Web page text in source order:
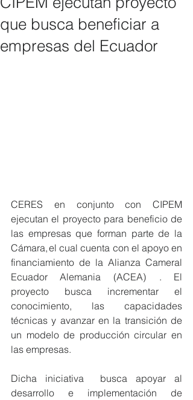
que busca beneficiar a
empresas del Ecuador
CERES en conjunto con CIPEM
ejecutan el proyecto para beneficio de
las empresas que forman parte de la
Cámara, el cual cuenta con el apoyo en
financiamiento de la Alianza Cameral
Ecuador Alemania (ACEA)  . El
proyecto busca incrementar el
conocimiento, las capacidades
técnicas y avanzar en la transición de
un modelo de producción circular en
las empresas.
Dicha iniciativa
busca apoyar al
desarrollo e implementación de